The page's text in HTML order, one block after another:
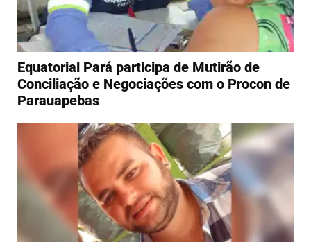
Equatorial Pará participa de Mutirão de
Conciliação e Negociações com o Procon de
Parauapebas